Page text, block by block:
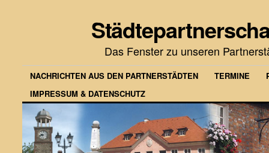
Das Fenster zu unseren
NACHRICHTEN AUS DEN PARTNERSTÄDTEN TERMINE
IMPRESSUM & DATENSCHUTZ